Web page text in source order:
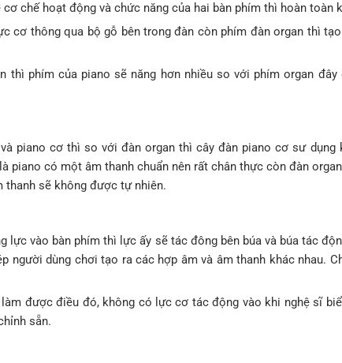
chế hoạt động và chức năng của hai bàn phím thì hoàn toàn
cơ thông qua bộ gỗ bên trong đàn còn phím đàn organ thì
thì phím của piano sẽ năng hơn nhiều so với phím organ
piano cơ thì so với đàn organ thì cây đàn piano cơ sư dụng
piano có một âm thanh chuẩn nên rất chân thực còn đàn
thanh sẽ không được tự nhiên.
lực vào bàn phím thì lực ấy sẽ tác đông bên búa và búa tác
người dùng chơi tạo ra các hợp âm và âm thanh khác nhau.
được điều đó, không có lực cơ tác động vào khi nghệ sĩ
sẵn.